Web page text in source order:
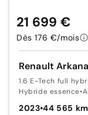
Renault Arkana
1.6 E-Tech full
Hybride essence•
2023•44 565 km
21 699 €
Dès 176 €/mois